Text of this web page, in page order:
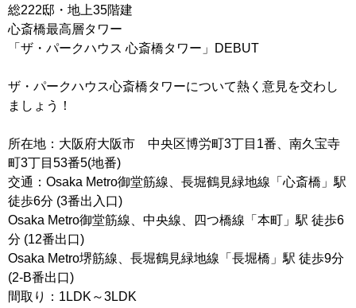
総222邸・地上35階建
心斎橋最高層タワー
「ザ・パークハウス 心斎橋タワー」DEBUT
ザ・パークハウス心斎橋タワーについて熱く意見を交わし
ましょう！
所在地：大阪府大阪市 中央区博労町3丁目1番、南久宝寺
町3丁目53番5(地番)
交通：Osaka Metro御堂筋線、長堀鶴見緑地線「心斎橋」駅
徒歩6分 (3番出入口)
Osaka Metro御堂筋線、中央線、四つ橋線「本町」駅 徒歩6
分 (12番出口)
Osaka Metro堺筋線、長堀鶴見緑地線「長堀橋」駅 徒歩9分
(2-B番出口)
間取り：1LDK～3LDK